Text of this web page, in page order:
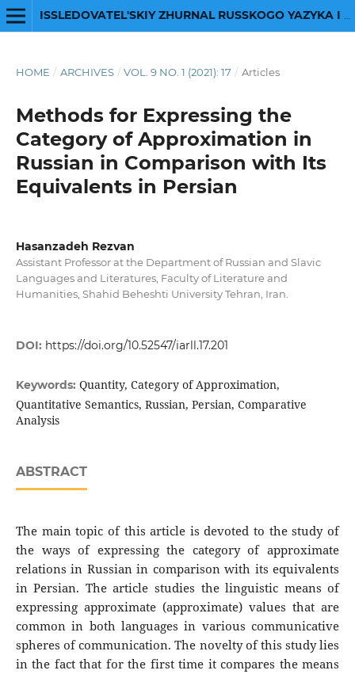
HOME / ARCHIVES / VOL. 9 NO. 1 (2021): 17 / Articles
Methods for Expressing the
Category of Approximation in
Russian in Comparison with Its
Equivalents in Persian
Hasanzadeh Rezvan
Assistant Professor at the Department of Russian and Slavic
Languages and Literatures, Faculty of Literature and
Humanities, Shahid Beheshti University Tehran, Iran.
DOI: https://doi.org/10.52547/iarll.17.201
Keywords: Quantity, Category of Approximation,
Quantitative Semantics, Russian, Persian, Comparative
Analysis
ABSTRACT
The main topic of this article is devoted to the study of
the ways of expressing the category of approximate
relations in Russian in comparison with its equivalents
in Persian. The article studies the linguistic means of
expressing approximate (approximate) values that are
common in both languages in various communicative
spheres of communication. The novelty of this study lies
in the fact that for the first time it compares the means